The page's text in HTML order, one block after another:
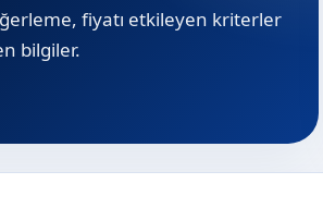
fiyatı etkileyen kriterler
bilgiler.